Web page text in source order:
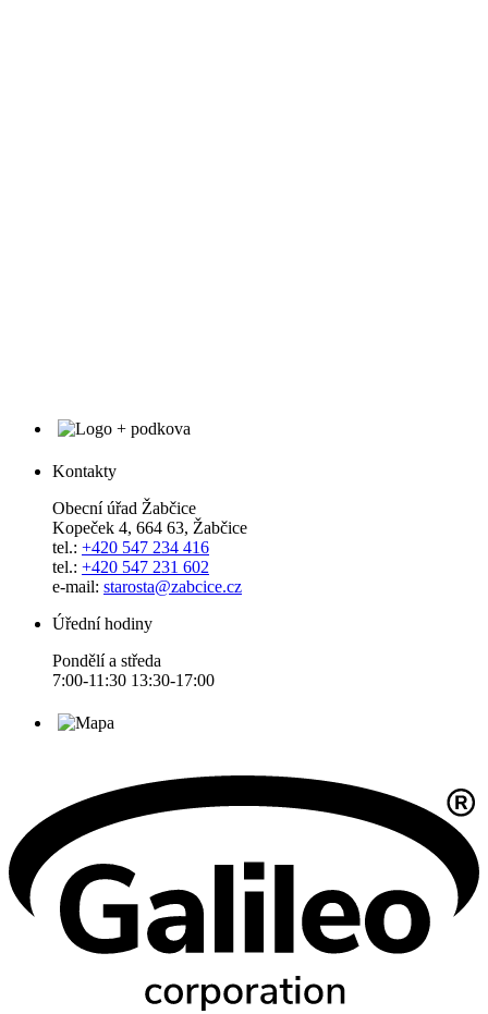
Kontakty
Obecní úřad Žabčice
Kopeček 4, 664 63, Žabčice
tel.: +420 547 234 416
tel.: +420 547 231 602
e-mail: starosta@zabcice.cz
Úřední hodiny
Pondělí a středa
7:00-11:30 13:30-17:00